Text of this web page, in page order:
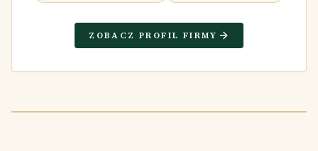
ZOBACZ PROFIL FIRMY